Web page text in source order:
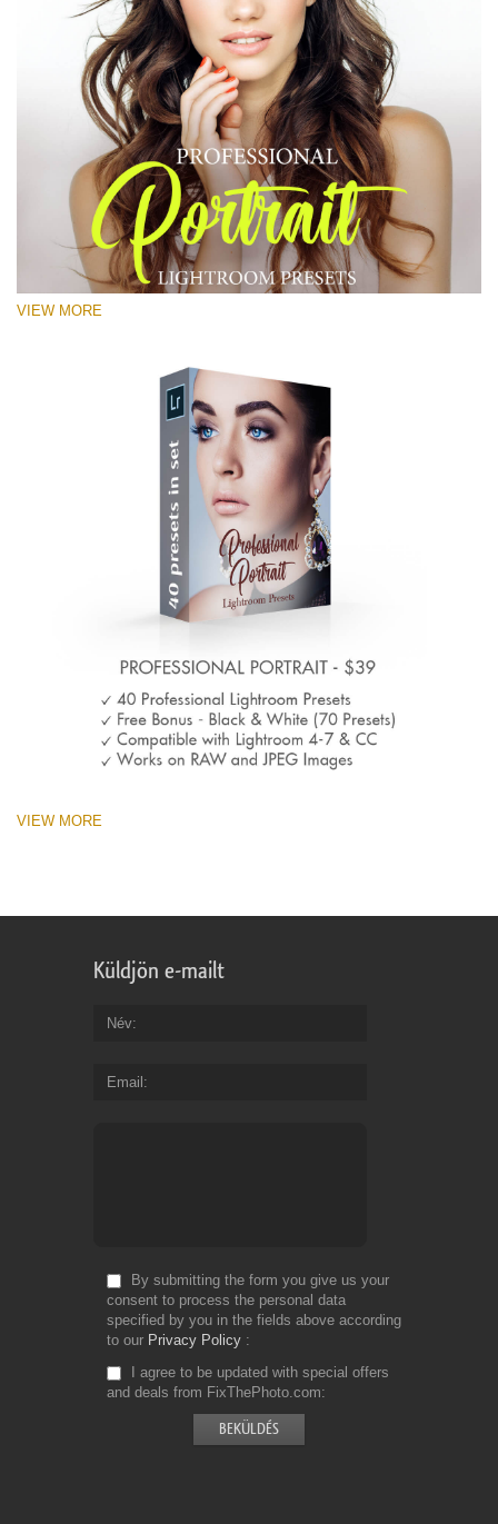
VIEW MORE
VIEW MORE
Küldjön e-mailt
Név
Email
By submitting the form you give us your
consent to process the personal data
specified by you in the fields above according
to our Privacy Policy
I agree to be updated with special offers
and deals from FixThePhoto.com